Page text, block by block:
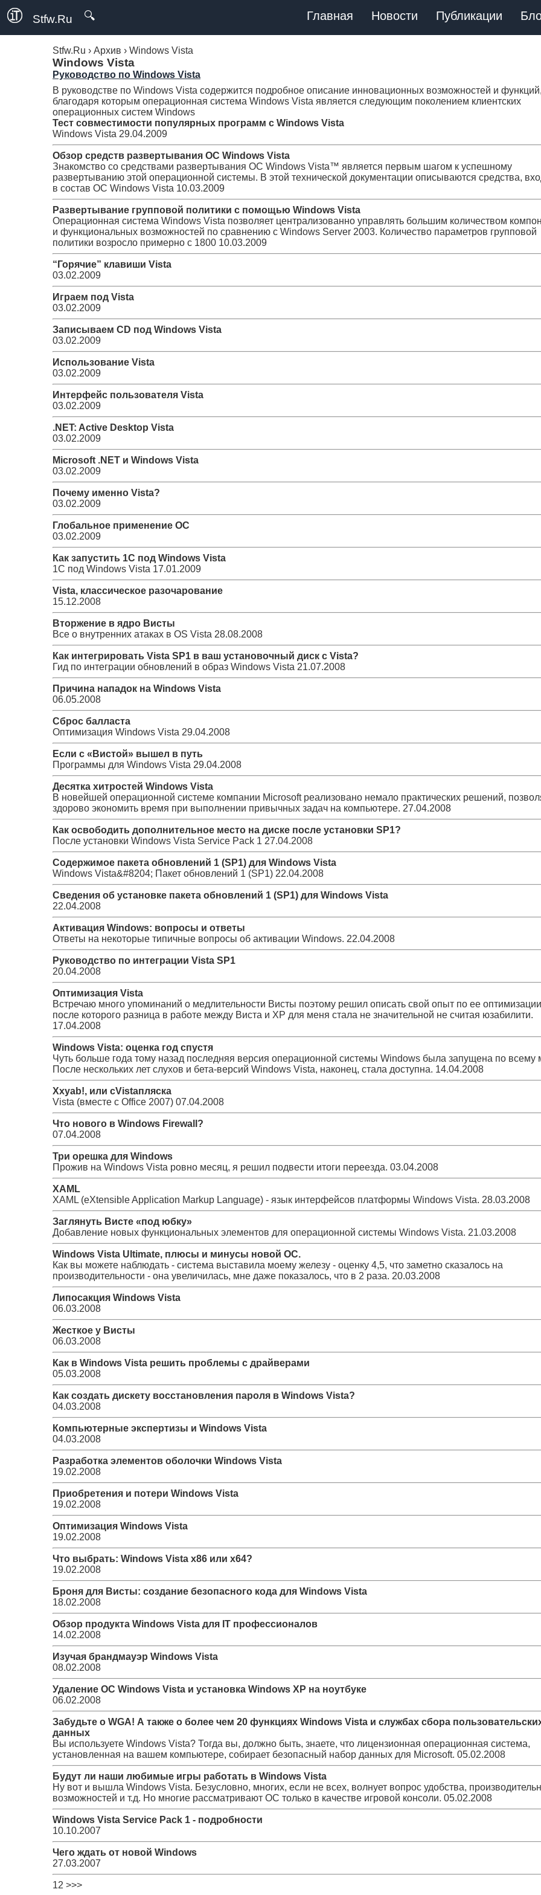
Stfw.Ru 🔍 Главная Новости Публикации
Stfw.Ru › Архив › Windows Vista
Windows Vista
Руководство по Windows Vista
В руководстве по Windows Vista содержится подробное описание инновационных возможностей и функций,
благодаря которым операционная система Windows Vista является следующим поколением клиентских
операционных систем Windows
Тест совместимости популярных программ с Windows Vista
Windows Vista 29.04.2009
Обзор средств развертывания ОС Windows Vista
Знакомство со средствами развертывания ОС Windows Vista™ является первым шагом к успешному
развертыванию этой операционной системы. В этой технической документации описываются средства,
в состав ОС Windows Vista 10.03.2009
Развертывание групповой политики с помощью Windows Vista
Операционная система Windows Vista позволяет централизованно управлять большим количеством
и функциональных возможностей по сравнению с Windows Server 2003. Количество параметров групповой
политики возросло примерно с 1800 10.03.2009
“Горячие” клавиши Vista
03.02.2009
Играем под Vista
03.02.2009
Записываем CD под Windows Vista
03.02.2009
Использование Vista
03.02.2009
Интерфейс пользователя Vista
03.02.2009
.NET: Active Desktop Vista
03.02.2009
Microsoft .NET и Windows Vista
03.02.2009
Почему именно Vista?
03.02.2009
Глобальное применение ОС
03.02.2009
Как запустить 1С под Windows Vista
1С под Windows Vista 17.01.2009
Vista, классическое разочарование
15.12.2008
Вторжение в ядро Висты
Все о внутренних атаках в OS Vista 28.08.2008
Как интегрировать Vista SP1 в ваш установочный диск с Vista?
Гид по интеграции обновлений в образ Windows Vista 21.07.2008
Причина нападок на Windows Vista
06.05.2008
Сброс балласта
Оптимизация Windows Vista 29.04.2008
Если с «Вистой» вышел в путь
Программы для Windows Vista 29.04.2008
Десятка хитростей Windows Vista
В новейшей операционной системе компании Microsoft реализовано немало практических решений,
здорово экономить время при выполнении привычных задач на компьютере. 27.04.2008
Как освободить дополнительное место на диске после установки SP1?
После установки Windows Vista Service Pack 1 27.04.2008
Содержимое пакета обновлений 1 (SP1) для Windows Vista
Windows Vista&#8204; Пакет обновлений 1 (SP1) 22.04.2008
Сведения об установке пакета обновлений 1 (SP1) для Windows Vista
22.04.2008
Активация Windows: вопросы и ответы
Ответы на некоторые типичные вопросы об активации Windows. 22.04.2008
Руководство по интеграции Vista SP1
20.04.2008
Оптимизация Vista
Встречаю много упоминаний о медлительности Висты поэтому решил описать свой опыт по ее
после которого разница в работе между Виста и ХР для меня стала не значительной не считая юзабилити.
17.04.2008
Windows Vista: оценка год спустя
Чуть больше года тому назад последняя версия операционной системы Windows была запущена по всему
После нескольких лет слухов и бета-версий Windows Vista, наконец, стала доступна. 14.04.2008
Xxyab!, или сVistaпляска
Vista (вместе с Office 2007) 07.04.2008
Что нового в Windows Firewall?
07.04.2008
Три орешка для Windows
Прожив на Windows Vista ровно месяц, я решил подвести итоги переезда. 03.04.2008
XAML
XAML (eXtensible Application Markup Language) - язык интерфейсов платформы Windows Vista. 28.03.2008
Заглянуть Висте «под юбку»
Добавление новых функциональных элементов для операционной системы Windows Vista. 21.03.2008
Windows Vista Ultimate, плюсы и минусы новой ОС.
Как вы можете наблюдать - система выставила моему железу - оценку 4,5, что заметно сказалось на
производительности - она увеличилась, мне даже показалось, что в 2 раза. 20.03.2008
Липосакция Windows Vista
06.03.2008
Жесткое у Висты
06.03.2008
Как в Windows Vista решить проблемы с драйверами
05.03.2008
Как создать дискету восстановления пароля в Windows Vista?
04.03.2008
Компьютерные экспертизы и Windows Vista
04.03.2008
Разработка элементов оболочки Windows Vista
19.02.2008
Приобретения и потери Windows Vista
19.02.2008
Оптимизация Windows Vista
19.02.2008
Что выбрать: Windows Vista x86 или x64?
19.02.2008
Броня для Висты: создание безопасного кода для Windows Vista
18.02.2008
Обзор продукта Windows Vista для IT профессионалов
14.02.2008
Изучая брандмауэр Windows Vista
08.02.2008
Удаление OC Windows Vista и установка Windows XP на ноутбуке
06.02.2008
Забудьте о WGA! А также о более чем 20 функциях Windows Vista и службах сбора
данных
Вы используете Windows Vista? Тогда вы, должно быть, знаете, что лицензионная операционная система,
установленная на вашем компьютере, собирает безопасный набор данных для Microsoft. 05.02.2008
Будут ли наши любимые игры работать в Windows Vista
Ну вот и вышла Windows Vista. Безусловно, многих, если не всех, волнует вопрос удобства,
возможностей и т.д. Но многие рассматривают ОС только в качестве игровой консоли. 05.02.2008
Windows Vista Service Pack 1 - подробности
10.10.2007
Чего ждать от новой Windows
27.03.2007
12 >>>